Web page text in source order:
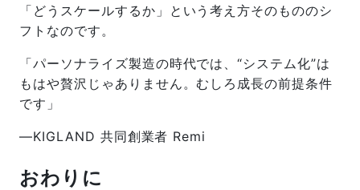
「どうスケールするか」という考え方そのもののシ
フトなのです。
「パーソナライズ製造の時代では、“システム化”は
もはや贅沢じゃありません。むしろ成長の前提条件
です」
—KIGLAND 共同創業者 Remi
おわりに